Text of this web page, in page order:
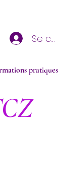
pratiques
Se